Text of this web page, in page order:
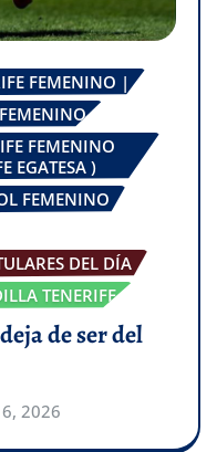
FEMENINO |
FEMENINO
EGATESA )
FEMENINO
DEL DÍA
TENERIFE
de ser del
2026